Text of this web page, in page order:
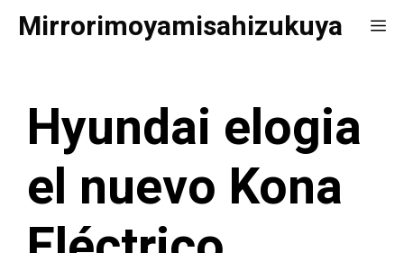
Saltar
Mirrorimoyamisahizukuya
Hyundai elogia
el nuevo Kona